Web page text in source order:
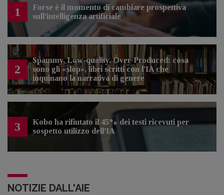
1
Forse è il momento di cambiare prospettiva
sull’intelligenza artificiale
2
Spammy, Low-quality, Over-Produced: cosa
sono gli «slop», libri scritti con l'IA che
inquinano la narrativa di genere
3
Kobo ha rifiutato il 45% dei testi ricevuti per
sospetto utilizzo dell’IA
NOTIZIE DALL'AIE